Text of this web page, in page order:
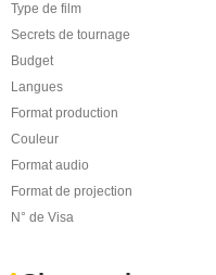
Type de film
Secrets de tournage
Budget
Langues
Format production
Couleur
Format audio
Format de projection
N° de Visa